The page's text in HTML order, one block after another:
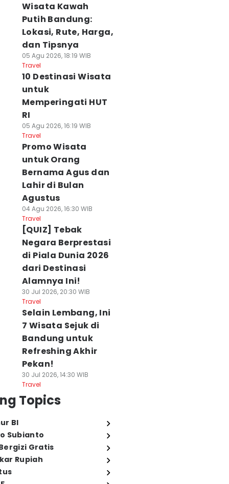
Wisata Kawah
Putih Bandung:
Lokasi, Rute, Harga,
dan Tipsnya
05 Agu 2026, 18:19 WIB
Travel
10 Destinasi Wisata
untuk
Memperingati HUT
RI
05 Agu 2026, 16:19 WIB
Travel
Promo Wisata
untuk Orang
Bernama Agus dan
Lahir di Bulan
Agustus
04 Agu 2026, 16:30 WIB
Travel
[QUIZ] Tebak
Negara Berprestasi
di Piala Dunia 2026
dari Destinasi
Alamnya Ini!
30 Jul 2026, 20:30 WIB
Travel
Selain Lembang, Ini
7 Wisata Sejuk di
Bandung untuk
Refreshing Akhir
Pekan!
30 Jul 2026, 14:30 WIB
Travel
Topics
BI
Subianto
Gratis
Rupiah